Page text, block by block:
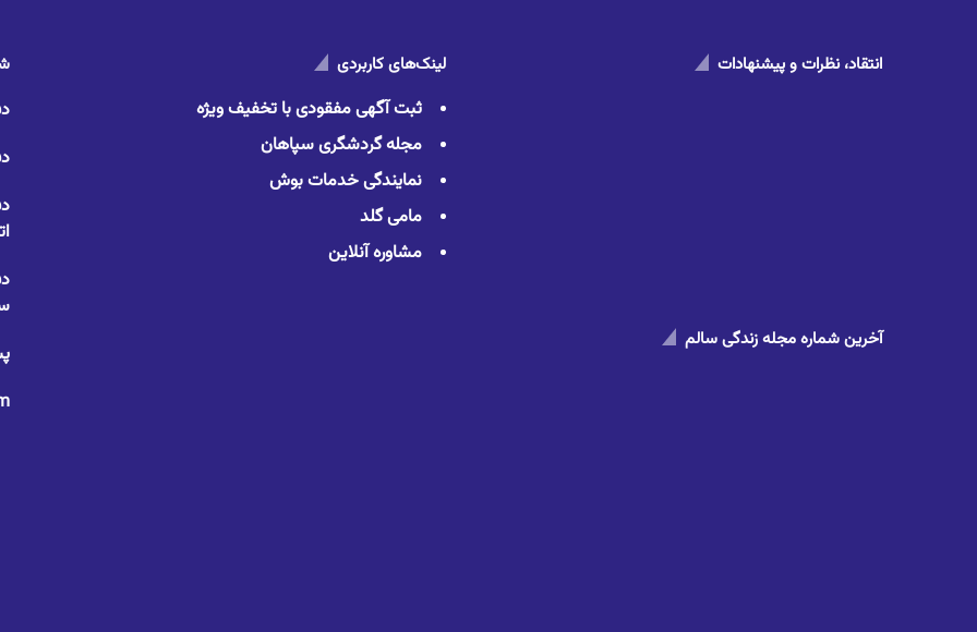
انتقاد، نظرات و پیشنهادات
آخرین شماره مجله زندگی سالم
لینک‌های کاربردی
ثبت آگهی مفقودی با تخفیف ویژه
مجله گردشگری سپاهان
نمایندگی خدمات بوش
مامی گلد
مشاوره آنلاین